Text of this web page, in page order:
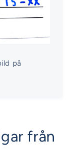
på
från